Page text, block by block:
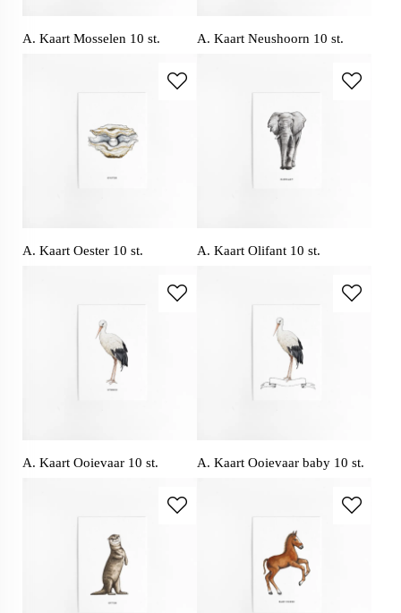
A. Kaart Mosselen 10 st. A. Kaart Neushoorn 10 st.
A. Kaart Oester 10 st. A. Kaart Olifant 10 st.
A. Kaart Ooievaar 10 st. A. Kaart Ooievaar baby 10 st.